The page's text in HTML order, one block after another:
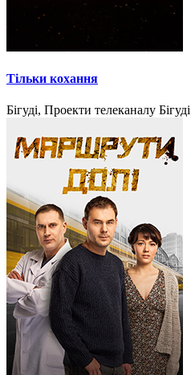
Тільки кохання
Бігуді, Проекти телеканалу Бігуді